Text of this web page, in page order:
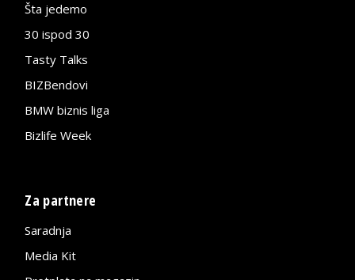
Šta jedemo
30 ispod 30
Tasty Talks
BIZBendovi
BMW biznis liga
Bizlife Week
Za partnere
Saradnja
Media Kit